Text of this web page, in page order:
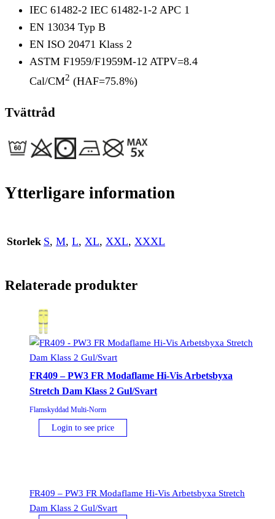
IEC 61482-2 IEC 61482-1-2 APC 1
EN 13034 Typ B
EN ISO 20471 Klass 2
ASTM F1959/F1959M-12 ATPV=8.4
Cal/CM2 (HAF=75.8%)
Tvättråd
Ytterligare information
Storlek S, M, L, XL, XXL, XXXL
Relaterade produkter
FR409 – PW3 FR Modaflame Hi-Vis Arbetsbyxa
Stretch Dam Klass 2 Gul/Svart
Flamskyddad Multi-Norm
Login to see price
FR409 – PW3 FR Modaflame Hi-Vis Arbetsbyxa Stretch
Dam Klass 2 Gul/Svart